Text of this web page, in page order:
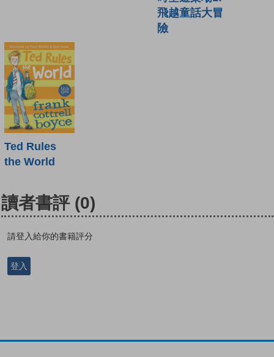
飛越童話大冒
險
Ted Rules
the World
讀者書評 (0)
請登入給你的書籍評分
登入